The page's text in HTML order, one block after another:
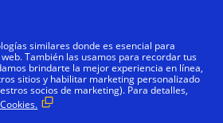
similares donde es esencial para
También las usamos para recordar tus
brindarte la mejor experiencia en línea,
sitios y habilitar marketing personalizado
socios de marketing). Para detalles,